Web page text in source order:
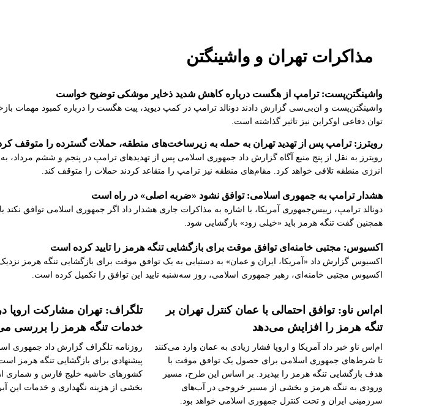
مذاکرات تهران و واشینگتن
واشینگتن‌پست: ترامپ از هگست درباره کاهش شدید ذخایر موشکی توضیح خواست
واشینگتن‌پست و ان‌بی‌سی گزارش دادند دونالد ترامپ در کمپ دیوید، پیت هگست را درباره کمبود مهمات
توان دفاعی اوکراین نیز تاثیر گذاشته است.
رویترز: ترامپ پس از تهدید تهران به حمله به زیرساخت‌های منطقه، حملات گسترده را متوقف
رویترز به نقل از پنج منبع آگاه گزارش داد جمهوری اسلامی پس از تهدیدهای ترامپ در پنجم و ششم مرداد،
انرژی منطقه تلافی خواهد کرد. مقام‌های منطقه نیز ترامپ را متقاعد کردند حملات را متوقف کند.
هشدار ترامپ به جمهوری اسلامی: توافق نشود «ضربه اصلی» در راه است
دونالد ترامپ، رییس‌جمهوری آمریکا، با اشاره به مذاکرات جاری هشدار داد اگر جمهوری اسلامی توافق نکند
همچنین گفت تنگه هرمز باید «خیلی زود» بازگشایی شود.
اکسیوس: مجتبی خامنه‌ای توافق موقت برای بازگشایی تنگه هرمز را تایید کرده است
اکسیوس مجتبی خامنه‌ای، رهبر جمهوری اسلامی، روز سه‌شنبه تایید این توافق را تکمیل کرده است.
ام‌اس ناو: توافق احتمالی با عمان کنترل تهران بر
تنگه هرمز را افزایش می‌دهد
ام‌اس ناو خبر داد آمریکا و اروپا فشار زیادی به عمان وارد می‌کنند
تا شرط‌های جمهوری اسلامی برای حصول یک توافق موقت با
هدف بازگشایی تنگه هرمز را بپذیرد. بر اساس این طرح، مسیر
ورودی به تنگه هرمز و بخشی از مسیر خروجی در آب‌های
سرزمینی ایران و تحت کنترل جمهوری اسلامی خواهد بود.
تلگراف: تهران مشارکت اروپا
خدمات تنگه هرمز را بررسی
روزنامه تلگراف گزارش داد جمهوری
پیشنهادی برای بازگشایی تنگه هرمز
کشورهای حاشیه خلیج فارس و شماری
بخشی از هزینه نگهداری و خدمات این